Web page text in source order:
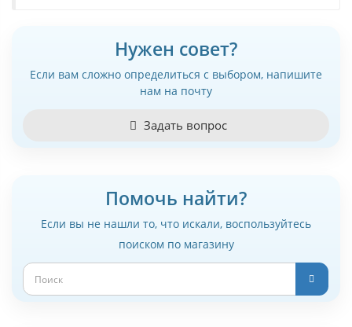
Нужен совет?
Если вам сложно определиться с выбором, напишите
нам на почту
Задать вопрос
Помочь найти?
Если вы не нашли то, что искали, воспользуйтесь
поиском по магазину